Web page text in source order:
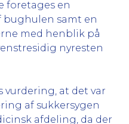
foretages en
samt en
med henblik på
nyresten
vurdering, at det var
af sukkersygen
afdeling, da der